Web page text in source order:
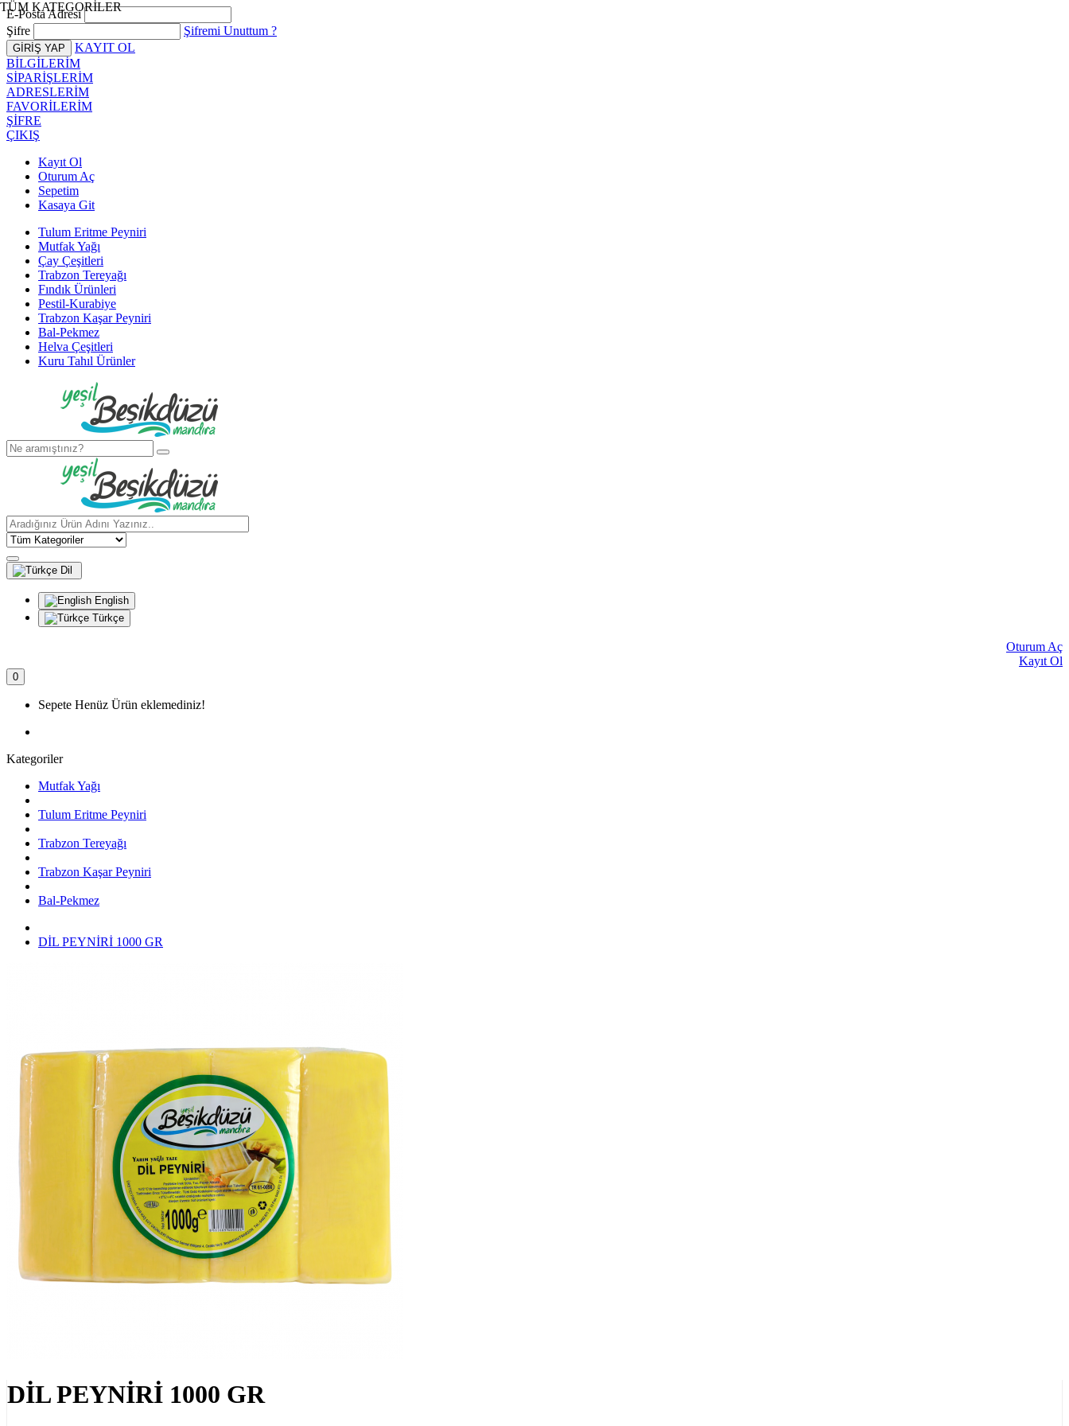
E-Posta Adresi
Şifre
Şifremi Unuttum ?
KAYIT OL
BİLGİLERİM
SİPARİŞLERİM
ADRESLERİM
FAVORİLERİM
ŞİFRE
ÇIKIŞ
Kayıt Ol
Oturum Aç
Sepetim
Kasaya Git
Tulum Eritme Peyniri
Mutfak Yağı
Çay Çeşitleri
Trabzon Tereyağı
Fındık Ürünleri
Pestil-Kurabiye
Trabzon Kaşar Peyniri
Bal-Pekmez
Helva Çeşitleri
Kuru Tahıl Ürünler
Dil
English
Türkçe
Oturum Aç
Kayıt Ol
0
Sepete Henüz Ürün eklemediniz!
TÜM KATEGORİLER
Kategoriler
Mutfak Yağı
Tulum Eritme Peyniri
Trabzon Tereyağı
Trabzon Kaşar Peyniri
Bal-Pekmez
DİL PEYNİRİ 1000 GR
DİL PEYNİRİ 1000 GR